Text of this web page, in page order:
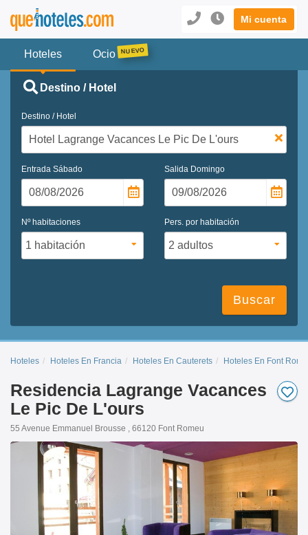
Mi cuenta
Hoteles Ocio
Destino / Hotel
Destino / Hotel
Entrada Sábado Salida Domingo
Nº habitaciones Pers. por habitación
Buscar
Hoteles Hoteles En Francia Hoteles En Cauterets Hoteles En Font
Residencia Lagrange Vacances
Le Pic De L'ours
55 Avenue Emmanuel Brousse , 66120 Font Romeu